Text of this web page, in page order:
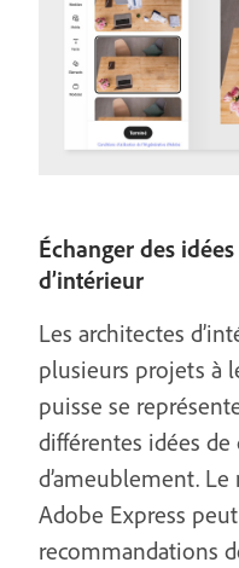
Échanger des
d’intérieur
Les architectes
plusieurs projets à
puisse se
différentes idées
d’ameublement.
Adobe Express
recommandations